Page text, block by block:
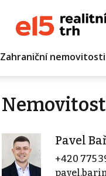
Zahraniční nemovitosti
Pavel
+420 775